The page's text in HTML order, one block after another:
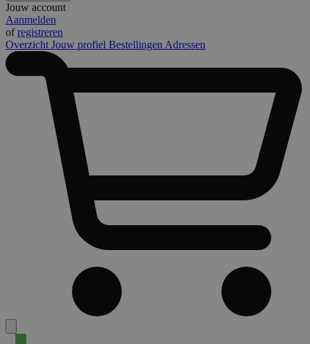
Jouw account
Aanmelden
ofregistreren
Overzicht Jouw profiel Bestellingen Adressen